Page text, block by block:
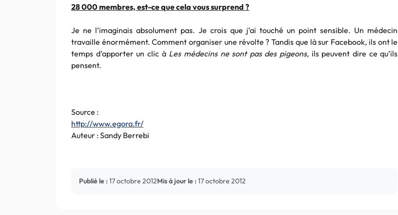
28 000 membres, est-ce que cela vous surprend ?
Je ne l’imaginais absolument pas. Je crois que j’ai touché un point sensible. Un médecin
travaille énormément. Comment organiser une révolte ? Tandis que là sur Facebook, ils ont le
temps d’apporter un clic à Les médecins ne sont pas des pigeons, ils peuvent dire ce qu’ils
pensent.
Source :
http://www.egora.fr/
Auteur : Sandy Berrebi
Publié le : 17 octobre 2012Mis à jour le : 17 octobre 2012